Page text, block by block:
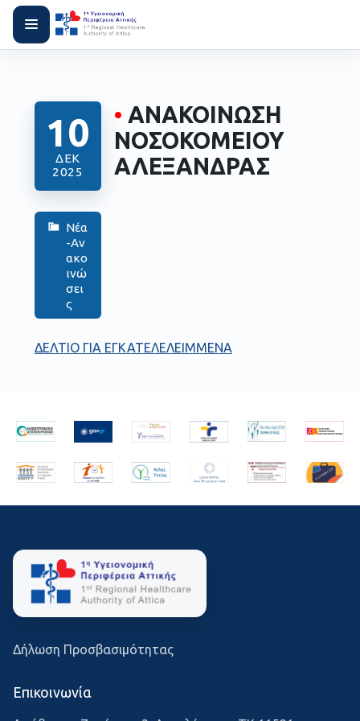
10
ΔΕΚ
2025
Νέα
-Αν
ακο
ινώ
σει
ς
• ΑΝΑΚΟΙΝΩΣΗ
ΝΟΣΟΚΟΜΕΙΟΥ
ΑΛΕΞΑΝΔΡΑΣ
ΔΕΛΤΙΟ ΓΙΑ ΕΓΚΑΤΕΛΕΛΕΙΜΜΕΝΑ
Δήλωση Προσβασιμότητας
Επικοινωνία